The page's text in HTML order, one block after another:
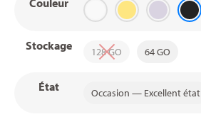
Couleur
Stockage 128 GO 64 GO
État Occasion — Excellent état